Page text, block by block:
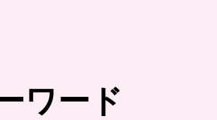
ワード